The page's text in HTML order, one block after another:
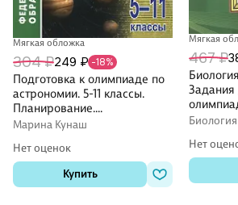
Мягкая обложка
304 ₽249 ₽ -18%
Подготовка к олимпиаде по
астрономии. 5-11 классы.
Планирование.
Олимпиадные задания.
работы. ФГОС
Марина Кунаш
Нет оценок
Купить
Мягкая
467 ₽
Задания
Биология
Нет